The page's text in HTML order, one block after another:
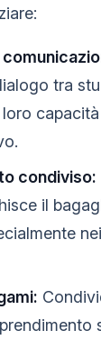
tra
condiviso:
il
nei